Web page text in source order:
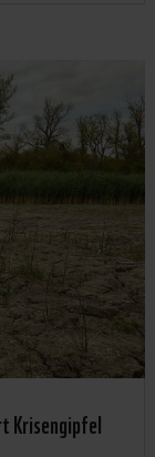
Krisengipfel